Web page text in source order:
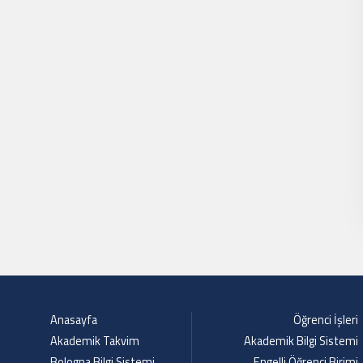
Anasayfa
Akademik Takvim
Öğrenci İşleri
Akademik Bilgi Sistemi